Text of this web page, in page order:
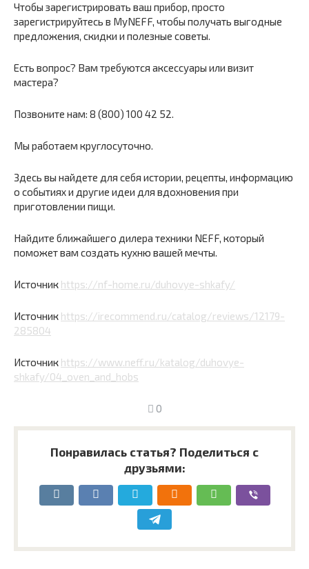
Чтобы зарегистрировать ваш прибор, просто
зарегистрируйтесь в MyNEFF, чтобы получать выгодные
предложения, скидки и полезные советы.
Есть вопрос? Вам требуются аксессуары или визит
мастера?
Позвоните нам: 8 (800) 100 42 52.
Мы работаем круглосуточно.
Здесь вы найдете для себя истории, рецепты, информацию
о событиях и другие идеи для вдохновения при
приготовлении пищи.
Найдите ближайшего дилера техники NEFF, который
поможет вам создать кухню вашей мечты.
Источник https://nf-home.ru/duhovye-shkafy/
Источник https://irecommend.ru/catalog/reviews/12179-
285804
Источник https://www.neff.ru/katalog/duhovye-
shkafy/04_oven_and_hobs
0
Понравилась статья? Поделиться с
друзьями: